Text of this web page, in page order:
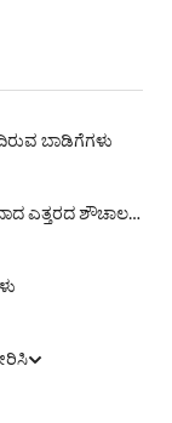
ಬಾಡಿಗೆಗಳು
ಪ್ರವೇಶಿಸಬಹುದಾದ ಎತ್ತರದ ಶೌಚಾಲಯ ಹೊಂದಿರುವ ಬಾಡಿಗೆ ವಸತಿಗಳು